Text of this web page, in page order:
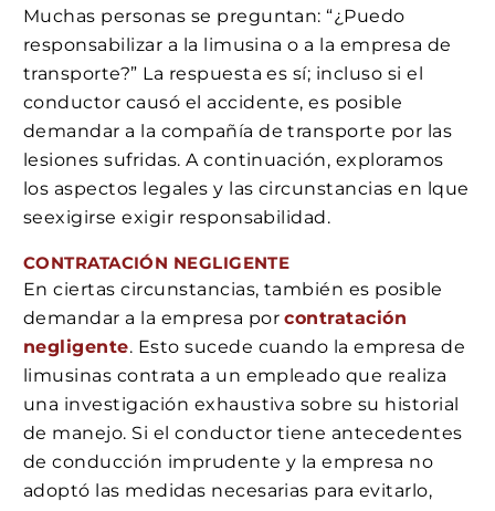
Muchas personas se preguntan: “¿Puedo
responsabilizar a la limusina o a la empresa de
transporte?” La respuesta es sí; incluso si el
conductor causó el accidente, es posible
demandar a la compañía de transporte por las
lesiones sufridas. A continuación, exploramos
los aspectos legales y las circunstancias en lque
seexigirse exigir responsabilidad.
CONTRATACIÓN NEGLIGENTE
En ciertas circunstancias, también es posible
demandar a la empresa porcontratación
negligente. Esto sucede cuando la empresa de
limusinas contrata a un empleado que realiza
una investigación exhaustiva sobre su historial
de manejo. Si el conductor tiene antecedentes
de conducción imprudente y la empresa no
adoptó las medidas necesarias para evitarlo,